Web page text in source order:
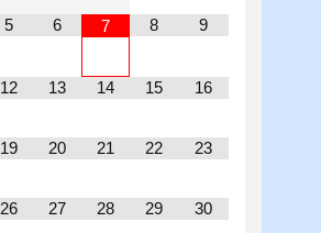
5 6 7 8 9
12 13 14 15 16
19 20 21 22 23
26 27 28 29 30